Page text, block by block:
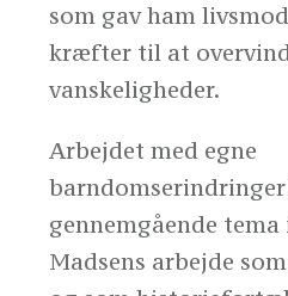
som gav ham
kræfter til at
vanskeligheder.
Arbejdet med egne
gennemgående tema
Madsens arbejde